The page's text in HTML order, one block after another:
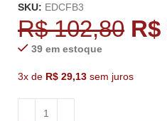
SKU: EDCFB3
R$102,80 R$
39 em estoque
3x de R$ 29,13 sem juros